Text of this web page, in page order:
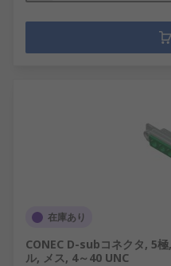
在庫あり
CONEC D-subコネクタ, 5
ル, メス, 4～40 UNC